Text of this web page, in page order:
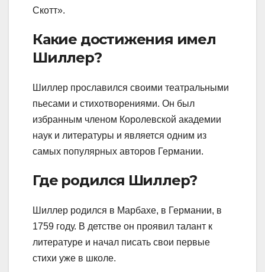
Скотт».
Какие достижения имел
Шиллер?
Шиллер прославился своими театральными
пьесами и стихотворениями. Он был
избранным членом Королевской академии
наук и литературы и является одним из
самых популярных авторов Германии.
Где родился Шиллер?
Шиллер родился в Марбахе, в Германии, в
1759 году. В детстве он проявил талант к
литературе и начал писать свои первые
стихи уже в школе.